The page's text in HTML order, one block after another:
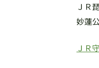
ＪＲ
妙蓮
ＪＲ